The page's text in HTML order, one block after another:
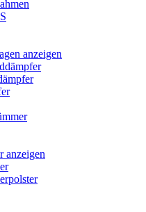
anzeigen
anzeigen